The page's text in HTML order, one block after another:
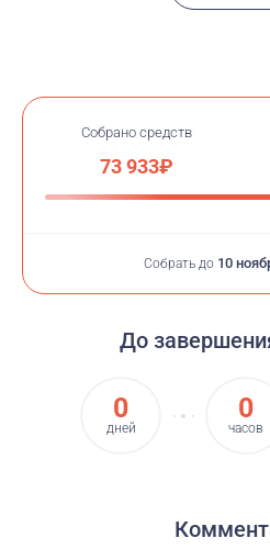
Собрано средств
73 933₽
Собрать до 10
До
0
дней
0
часов